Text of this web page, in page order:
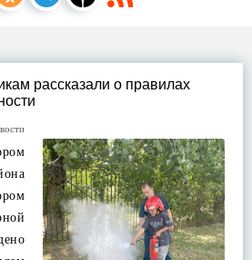
рассказали о правилах